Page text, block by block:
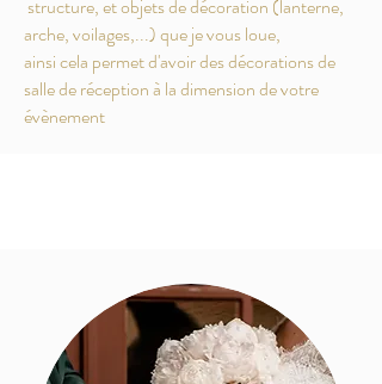
structure, et objets de décoration (lanterne,
arche, voilages,...) que je vous loue,
ainsi cela permet d'avoir des décorations de
salle de réception à la dimension de votre
évènement